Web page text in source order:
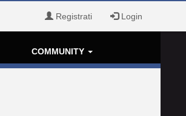
Registrati Login
COMMUNITY